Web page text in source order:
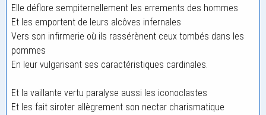
Elle déflore sempiternellement les errements des hommes
Et les emportent de leurs alcôves infernales
Vers son infirmerie où ils rassérènent ceux tombés dans les
pommes
En leur vulgarisant ses caractéristiques cardinales.
Et la vaillante vertu paralyse aussi les iconoclastes
Et les fait siroter allègrement son nectar charismatique